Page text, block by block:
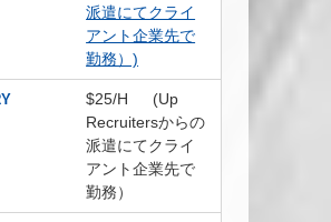
派遣にてクライ
アント企業先で
勤務）)
$25/H (Up
Recruitersからの
派遣にてクライ
アント企業先で
勤務）